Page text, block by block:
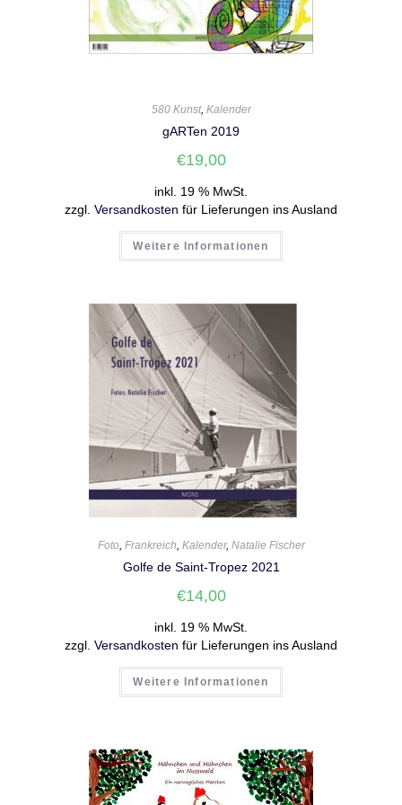
580 Kunst, Kalender
gARTen 2019
€19,00
inkl. 19 % MwSt.
zzgl. Versandkosten für Lieferungen ins Ausland
Weitere Informationen
Foto, Frankreich, Kalender, Natalie Fischer
Golfe de Saint-Tropez 2021
€14,00
inkl. 19 % MwSt.
zzgl. Versandkosten für Lieferungen ins Ausland
Weitere Informationen